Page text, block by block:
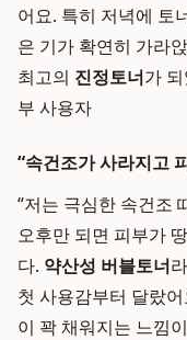
어요. 특히 저녁에 토
은 기가 확연히 가라
최고의 진정토너가
부 사용자
“속건조가 사라지고
“저는 극심한 속건조
오후만 되면 피부가
다. 약산성 버블토너
첫 사용감부터 달랐
이 꽉 채워지는 느낌